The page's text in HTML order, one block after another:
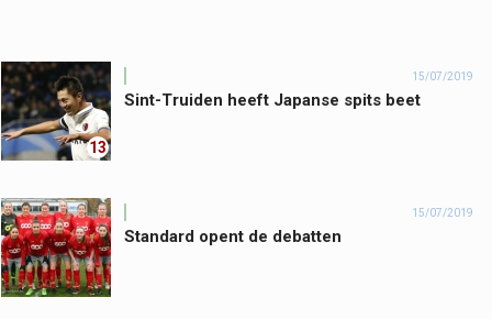
13
15/07/2019
Sint-Truiden heeft Japanse spits beet
15/07/2019
Standard opent de debatten